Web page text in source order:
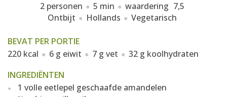
2 personen 5 min waardering 7,5
Ontbijt
Hollands Vegetarisch
BEVAT PER PORTIE
220 kcal
6 g eiwit 7 g vet
32 g koolhydraten
INGREDIËNTEN
1 volle eetlepel geschaafde amandelen